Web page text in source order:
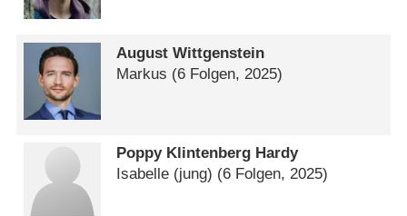
August Wittgenstein
Markus (6 Folgen, 2025)
Poppy Klintenberg Hardy
Isabelle (jung) (6 Folgen, 2025)